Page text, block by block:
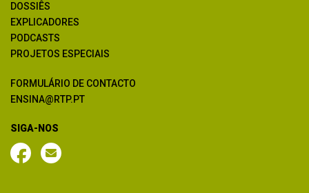
DOSSIÊS
EXPLICADORES
PODCASTS
PROJETOS ESPECIAIS
FORMULÁRIO DE CONTACTO
ENSINA@RTP.PT
SIGA-NOS